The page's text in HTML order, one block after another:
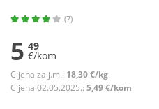
(7)
5 49
€/kom
Cijena za j.m.: 18,30 €/kg
Cijena 02.05.2025.: 5,49 €/kom